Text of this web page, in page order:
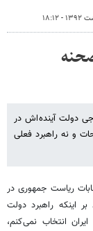
دولت آینده اش در
و نه راهبرد فعلی
ریاست جمهوری در
اینکه راهبرد دولت
انتخاب نمی کنم،